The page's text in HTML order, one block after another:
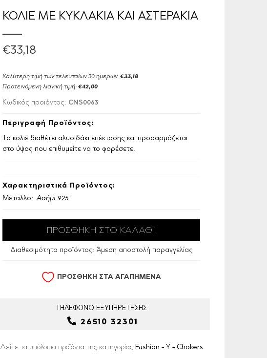
ΚΟΛΙΕ ΜΕ ΚΥΚΛΑΚΙΑ ΚΑΙ ΑΣΤΕΡΑΚΙΑ
€33,18
Καλύτερη τιμή των τελευταίων 30 ημερών: €33,18
Προτεινόμενη λιανική τιμή: €42,00
Κωδικός προϊόντος: CNS0063
Περιγραφή Προϊόντος:
Το κολιέ διαθέτει αλυσιδάκι επέκτασης και προσαρμόζεται
στο ύψος που επιθυμείτε να το φορέσετε.
Χαρακτηριστικά Προϊόντος:
Μέταλλο: Ασήμι 925
Διαθεσιμότητα προϊόντος: Άμεση αποστολή παραγγελίας
ΠΡΟΣΘΗΚΗ ΣΤΑ ΑΓΑΠΗΜΕΝΑ
ΤΗΛΕΦΩΝΟ ΕΞΥΠΗΡΕΤΗΣΗΣ
26510 32301
Δείτε τα υπόλοιπα προϊόντα της κατηγορίας Fashion - Y - Chokers